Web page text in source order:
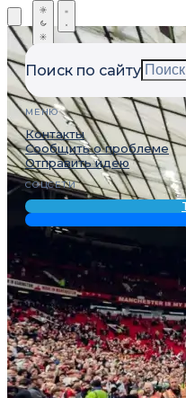
Поиск по сайту
МЕНЮ
Контакты
Сообщить о проблеме
Отправить идею
СОЦСЕТИ